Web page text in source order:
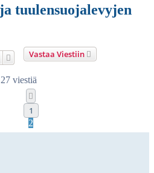
tuulensuojalevyjen
Vastaa Viestiin
Etsi Tarkennettu haku
27 viestiä
1
2